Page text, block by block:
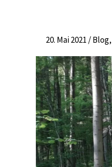
20. Mai 2021/Blog,
wechselhaftes
Wetter